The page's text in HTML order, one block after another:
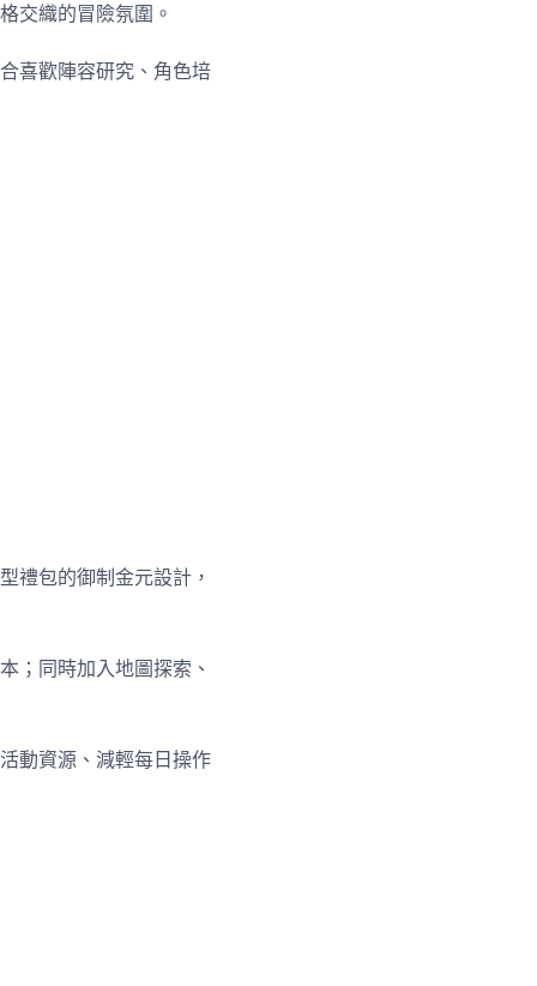
交織的冒險氛圍。
喜歡陣容研究、角色培
禮包的御制金元設計，
；同時加入地圖探索、
動資源、減輕每日操作